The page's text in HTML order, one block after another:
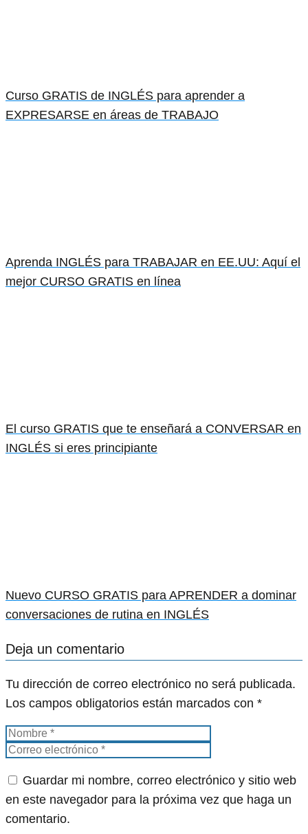
Curso GRATIS de INGLÉS para aprender a
EXPRESARSE en áreas de TRABAJO
Aprenda INGLÉS para TRABAJAR en EE.UU: Aquí el
mejor CURSO GRATIS en línea
El curso GRATIS que te enseñará a CONVERSAR en
INGLÉS si eres principiante
Nuevo CURSO GRATIS para APRENDER a dominar
conversaciones de rutina en INGLÉS
Deja un comentario
Tu dirección de correo electrónico no será publicada.
Los campos obligatorios están marcados con *
Guardar mi nombre, correo electrónico y sitio web
en este navegador para la próxima vez que haga un
comentario.